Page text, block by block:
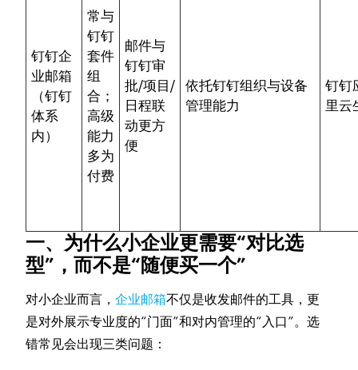
钉钉企
业邮箱
（钉钉
体系
内）
常与
钉钉
套件
组
合；
高级
能力
多为
付费
邮件与
钉钉审
批/项目/
日程联
动更方
便
依托钉钉组织与设备
管理能力
钉钉
里云
一、为什么小企业更需要“对比选
型”，而不是“随便买一个”
对小企业而言，企业邮箱不仅是收发邮件的工具，更
是对外展示专业度的“门面”和对内管理的“入口”。选
错常见会出现三类问题：